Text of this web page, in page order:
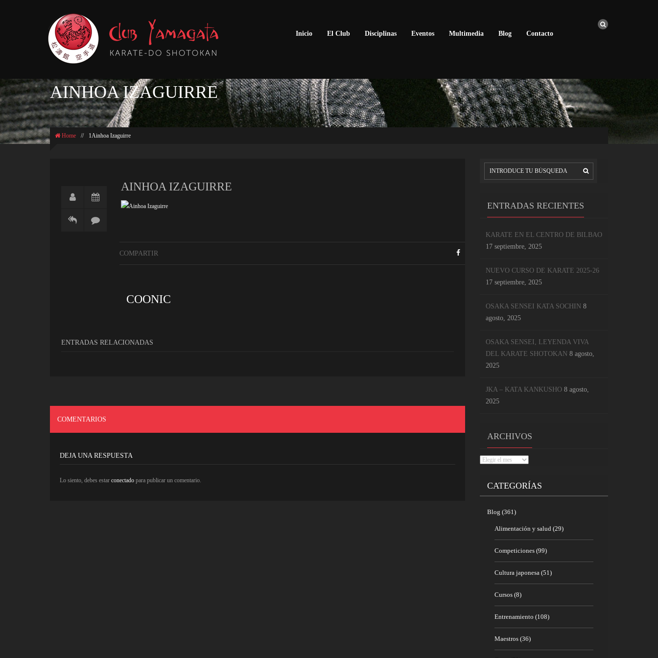
Inicio El Club Disciplinas Eventos Multimedia Blog Contacto
AINHOA IZAGUIRRE
Home // 1Ainhoa Izaguirre
AINHOA IZAGUIRRE
COMPARTIR
COONIC
ENTRADAS RELACIONADAS
COMENTARIOS
DEJA UNA RESPUESTA
Lo siento, debes estar conectado para publicar un comentario.
ENTRADAS RECIENTES
KARATE EN EL CENTRO DE BILBAO
17 septiembre, 2025
NUEVO CURSO DE KARATE 2025-26
17 septiembre, 2025
OSAKA SENSEI KATA SOCHIN 8
agosto, 2025
OSAKA SENSEI, LEYENDA VIVA
DEL KARATE SHOTOKAN 8 agosto,
2025
JKA – KATA KANKUSHO 8 agosto,
2025
ARCHIVOS
Archivos
CATEGORÍAS
Blog (361)
Alimentación y salud(29)
Competiciones(99)
Cultura japonesa(51)
Cursos(8)
Entrenamiento (108)
Maestros(36)